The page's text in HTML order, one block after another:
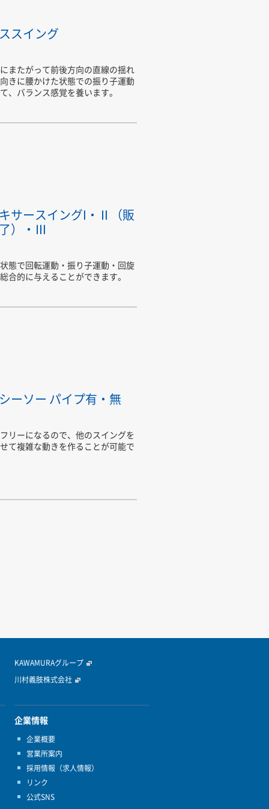
スイング
またがって前後方向の直線の揺れ
きに腰かけた状態での振り子運動
、バランス感覚を養います。
サースイングI・Ⅱ（販
）・Ⅲ
態で回転運動・振り子運動・回旋
合的に与えることができます。
ーソー パイプ有・無
リーになるので、他のスイングを
て複雑な動きを作ることが可能で
KAWAMURAグループ
川村義肢株式会社
企業情報
企業概要
営業所案内
採用情報（求人情報）
リンク
公式SNS